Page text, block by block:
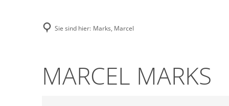
Sie sind hier: Marks, Marcel
MARCEL MARKS